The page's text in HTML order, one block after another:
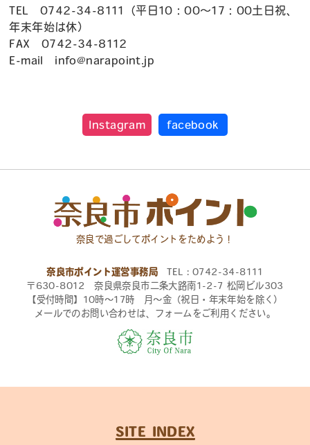
TEL 0742-34-8111（平日10：00～17：00土日祝、
年末年始は休）
FAX 0742-34-8112
E-mail info@narapoint.jp
Instagram facebook
奈良で過ごしてポイントをためよう！
奈良市ポイント運営事務局 TEL：0742-34-8111
〒630-8012 奈良県奈良市二条大路南1-2-7 松岡ビル303
【受付時間】10時〜17時 月〜金（祝日・年末年始を除く）
メールでのお問い合わせは、フォームをご利用ください。
SITE INDEX